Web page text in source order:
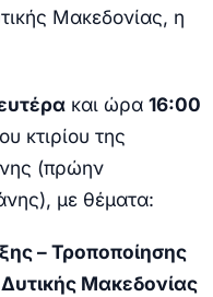
Μακεδονίας, η
και ώρα 16:00
κτιρίου της
(πρώην
με θέματα:
– Τροποποίησης
Μακεδονίας